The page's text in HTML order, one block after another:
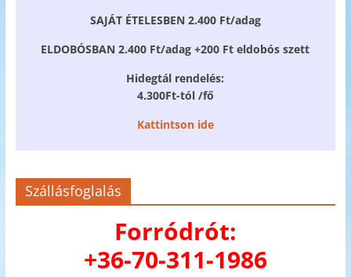
SAJÁT ÉTELESBEN 2.400 Ft/adag
ELDOBÓSBAN 2.400 Ft/adag +200 Ft eldobós szett
Hidegtál rendelés:
4.300Ft-tól /fő
Kattintson ide
Szállásfoglalás
Forródrót:
+36-70-311-1986